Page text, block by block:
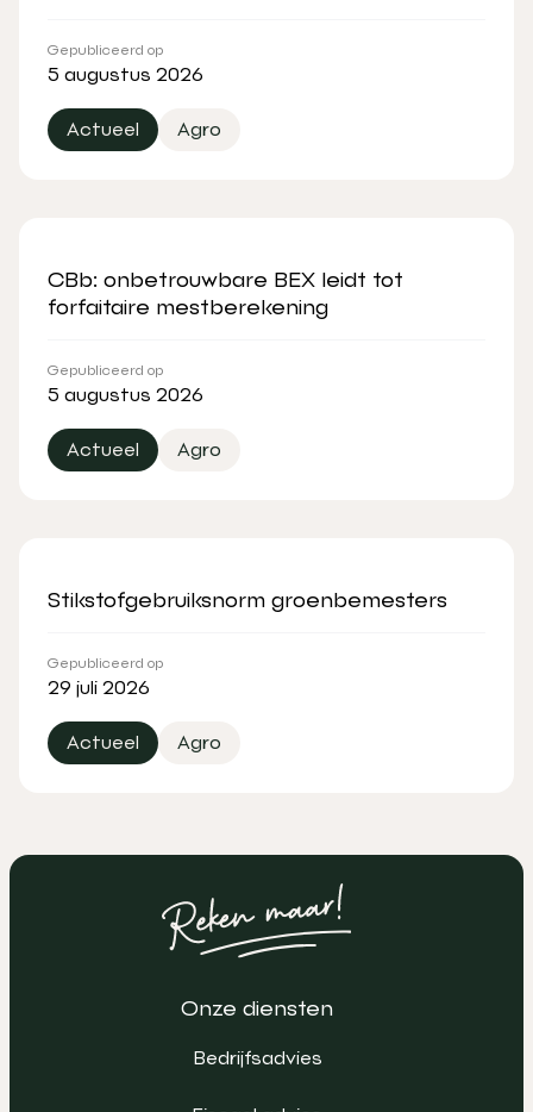
Gepubliceerd op
5 augustus 2026
Actueel Agro
CBb: onbetrouwbare BEX leidt tot
forfaitaire mestberekening
Gepubliceerd op
5 augustus 2026
Actueel Agro
Stikstofgebruiksnorm groenbemesters
Gepubliceerd op
29 juli 2026
Actueel Agro
Onze diensten
Bedrijfsadvies